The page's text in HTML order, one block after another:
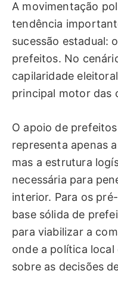
A movimentação
tendência
sucessão estadual:
prefeitos. No
capilaridade
principal motor das
O apoio de
representa apenas
mas a estrutura
necessária para
interior. Para os
base sólida de
para viabilizar a
onde a política
sobre as decisões